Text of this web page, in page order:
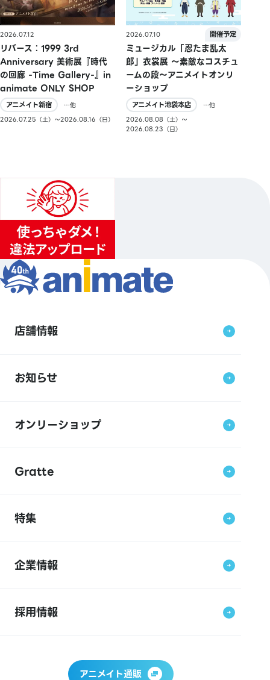
2026.07.12
リバース：1999 3rd
Anniversary 美術展『時代
の回廊 -Time Gallery-』in
animate ONLY SHOP
アニメイト新宿
…他
2026.07.25（土）〜2026.08.16（日）
2026.07.10
ミュージカル「忍たま乱太
郎」衣裳展 ～素敵なコスチュ
ームの段～アニメイトオンリ
ーショップ
アニメイト池袋本店
…他
2026.08.08（土）〜
2026.08.23（日）
店舗情報
お知らせ
オンリーショップ
Gratte
特集
企業情報
採用情報
アニメイト通販